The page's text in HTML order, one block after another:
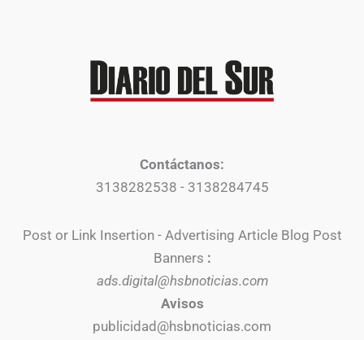
Contáctanos:
3138282538 - 3138284745
Post or Link Insertion - Advertising Article Blog Post
Banners :
ads.digital@hsbnoticias.com
Avisos
publicidad@hsbnoticias.com